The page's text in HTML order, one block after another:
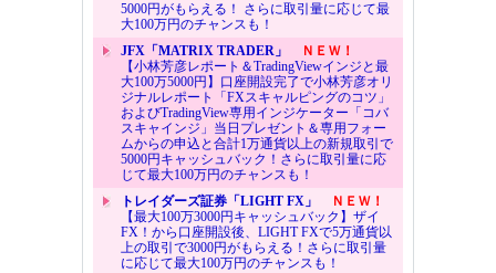
5000円がもらえる！ さらに取引量に応じて最
大100万円のチャンスも！
JFX「MATRIX TRADER」
ＮＥＷ！
【小林芳彦レポート＆TradingViewインジと最
大100万5000円】口座開設完了で小林芳彦オリ
ジナルレポート「FXスキャルピングのコツ」
およびTradingView専用インジケーター「コバ
スキャインジ」当日プレゼント＆専用フォー
ムからの申込と合計1万通貨以上の新規取引で
5000円キャッシュバック！さらに取引量に応
じて最大100万円のチャンスも！
トレイダーズ証券「LIGHT FX」
ＮＥＷ！
【最大100万3000円キャッシュバック】ザイ
FX！から口座開設後、LIGHT FXで5万通貨以
上の取引で3000円がもらえる！さらに取引量
に応じて最大100万円のチャンスも！